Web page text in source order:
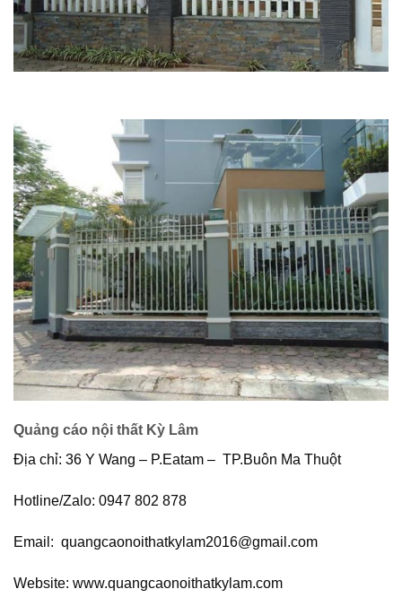
Quảng cáo nội thất Kỳ Lâm
Địa chỉ: 36 Y Wang – P.Eatam – TP.Buôn Ma Thuột
Hotline/Zalo: 0947 802 878
Email: quangcaonoithatkylam2016@gmail.com
Website: www.quangcaonoithatkylam.com